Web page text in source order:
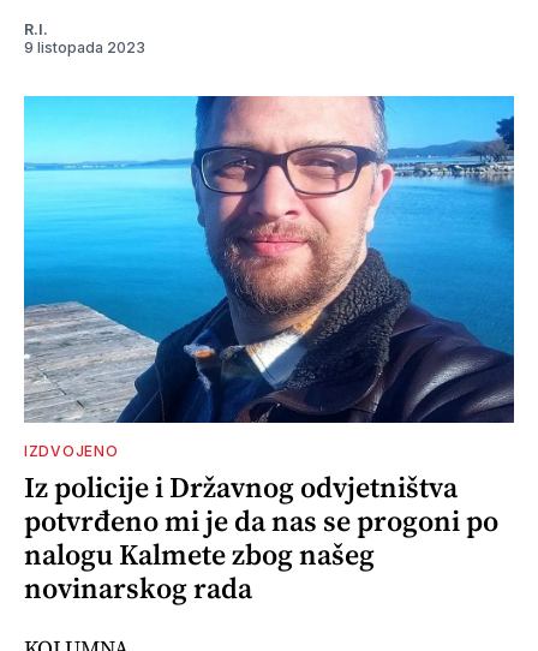
R.I.
9 listopada 2023
IZDVOJENO
Iz policije i Državnog odvjetništva
potvrđeno mi je da nas se progoni po
nalogu Kalmete zbog našeg
novinarskog rada